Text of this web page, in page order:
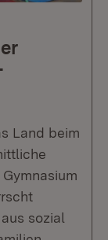
Land beim
sozial